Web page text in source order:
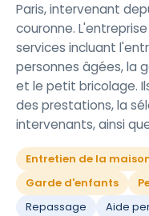
Paris, intervenant
couronne.
services incluant
personnes âgées, la
et le petit bricolage.
des prestations, la
intervenants, ainsi
Entretien de la
Garde d'enfants
Repassage
Aide